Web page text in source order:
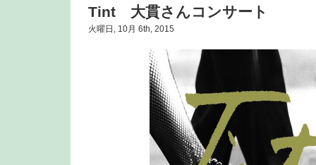
Tint 大貫さんコンサート
火曜日, 10月 6th, 2015